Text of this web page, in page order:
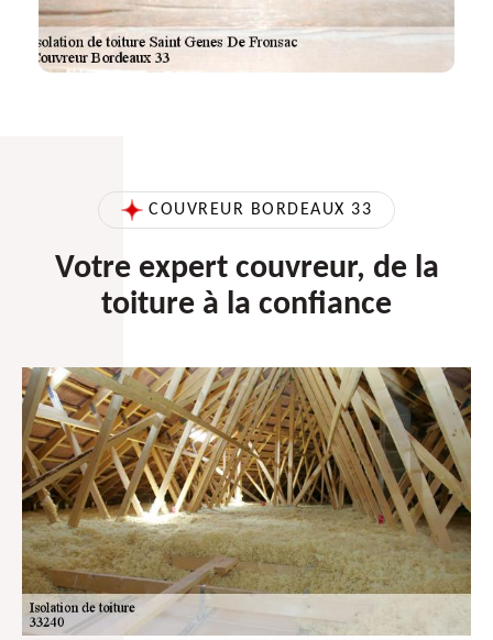
COUVREUR BORDEAUX 33
Votre expert couvreur, de la
toiture à la confiance